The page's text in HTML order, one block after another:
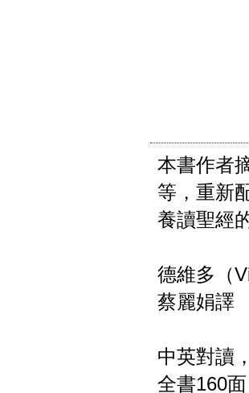
本書作者
等，重新
養讀聖經
德維多（
蔡麗娟譯
中英對讀